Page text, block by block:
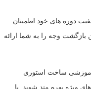
دوره های خود اطمینان
وجه را به شما ارائه
آموزشی ساخت استوری
ویژه بهره مند شوید. با